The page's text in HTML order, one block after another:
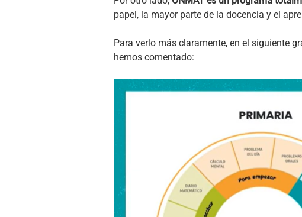
papel, la mayor parte de la docencia y el
Para verlo más claramente, en el siguiente
hemos comentado: